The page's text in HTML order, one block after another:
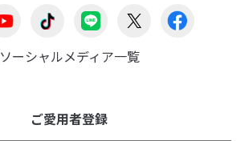
ソーシャルメディア一覧
ご愛用者登録